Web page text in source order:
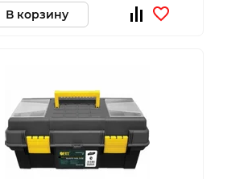
В корзину